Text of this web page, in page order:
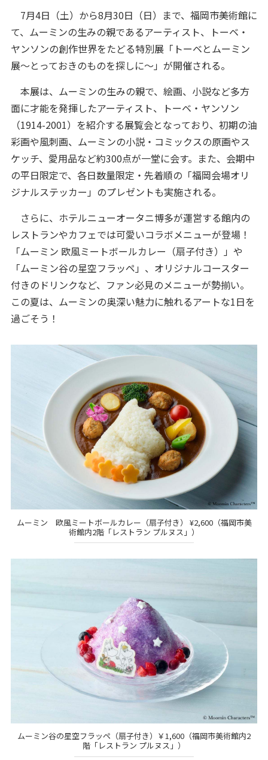
7月4日（土）から8月30日（日）まで、福岡市美術館に
て、ムーミンの生みの親であるアーティスト、トーベ・
ヤンソンの創作世界をたどる特別展「トーベとムーミン
展～とっておきのものを探しに～」が開催される。
本展は、ムーミンの生みの親で、絵画、小説など多方
面に才能を発揮したアーティスト、トーベ・ヤンソン
（1914-2001）を紹介する展覧会となっており、初期の油
彩画や風刺画、ムーミンの小説・コミックスの原画やス
ケッチ、愛用品など約300点が一堂に会す。また、会期中
の平日限定で、各日数量限定・先着順の「福岡会場オリ
ジナルステッカー」のプレゼントも実施される。
さらに、ホテルニューオータニ博多が運営する館内の
レストランやカフェでは可愛いコラボメニューが登場！
「ムーミン 欧風ミートボールカレー（扇子付き）」や
「ムーミン谷の星空フラッペ」、オリジナルコースター
付きのドリンクなど、ファン必見のメニューが勢揃い。
この夏は、ムーミンの奥深い魅力に触れるアートな1日を
過ごそう！
ムーミン 欧風ミートボールカレー（扇子付き） ¥2,600（福岡市美
術館内2階「レストラン プルヌス」）
ムーミン谷の星空フラッペ（扇子付き）￥1,600（福岡市美術館内2
階「レストラン プルヌス」）